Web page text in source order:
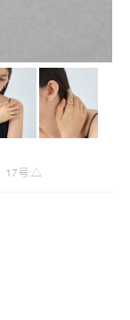
17号:△